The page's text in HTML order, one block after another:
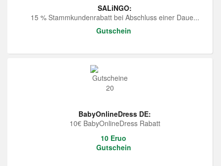
SALiNGO:
15 % Stammkundenrabatt bei Abschluss einer Daue...
Gutschein
BabyOnlineDress DE:
10€ BabyOnlineDress Rabatt
10 Eruo
Gutschein